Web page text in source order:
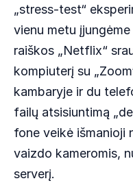
„stress-test“
vienu metu
raiškos „Netflix“
kompiuterį su
kambaryje ir du
failų atsisiuntimą
fone veikė išmanioji
vaizdo kameromis,
serverį.